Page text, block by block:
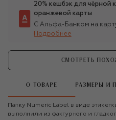
20% кешбэк для чёрной
оранжевой карты
С Альфа-Банком на
Подробнее
СМОТРЕТЬ
О ТОВАРЕ РАЗМЕРЫ И
Папку Numeric Label в виде
выполнили из фактурного и